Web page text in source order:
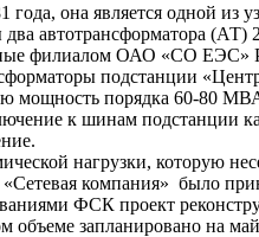
года, она является одной
два автотрансформатора
филиалом ОАО «СО ЕЭС»
подстанции
мощность порядка 60-80
к шинам подстанции
нагрузки, которую
компания» было
ФСК проект
объеме запланировано на